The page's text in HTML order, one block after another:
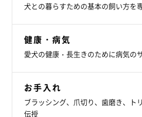
「いぬのきもちアプリ」では、ユ
犬との暮らすための基本の飼い方を
健康・病気
愛犬の健康・長生きのために病気の
お手入れ
ブラッシング、爪切り、歯磨き、ト
伝授